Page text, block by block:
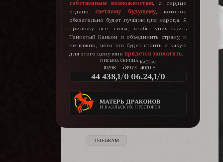
собственным возможностям , а сердце
отдано светлому будущему, которое
обязательно будет лучшим для народа. Я
приложу все силы, чтобы уничтожить
Тенистый Каньон и объединить страну, и
не важно, чего это будет стоить и какую
для этого цену мне придется заплатить
10298 +8973
КАЗНА:
4000 $
44 438,1/0 06.24,1/0
МАТЕРЬ ДРАКОНОВ
И КАЭЛЬСКИХ ПРОСТОРОВ
TELEGRAM